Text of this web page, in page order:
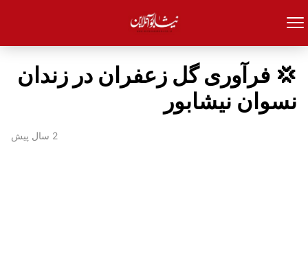
💢 فرآوری گل زعفران در زندان
نسوان نیشابور
2 سال پیش